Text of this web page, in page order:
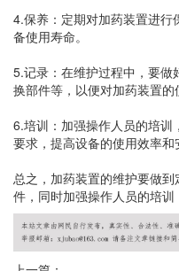
4.保养：定期对加药装置进
备使用寿命。
5.记录：在维护过程中，要做
换部件等，以便对加药装置的
6.培训：加强操作人员的培训
要求，提高设备的使用效率和
总之，加药装置的维护要做
件，同时加强操作人员的培训